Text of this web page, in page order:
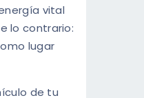
vital
lo contrario:
lugar
de tu